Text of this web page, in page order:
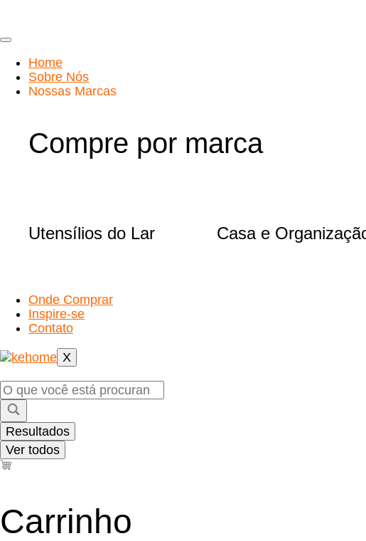
o
Home
Sobre Nós
Nossas Marcas
Compre por marca
Utensílios do Lar Casa e
Onde Comprar
Inspire-se
Contato
X
Pesquisar
...
Resultados
Ver todos
Carrinho